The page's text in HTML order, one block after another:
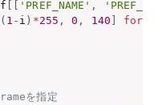
'PREF_NAME' ,
( 1 - i ) *255 , 0 , 140 for
を指定